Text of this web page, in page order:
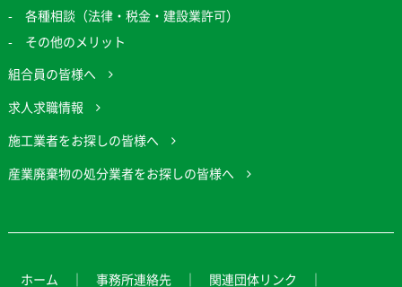
各種相談（法律・税金・建設業許可）
その他のメリット
組合員の皆様へ
求人求職情報
施工業者をお探しの皆様へ
産業廃棄物の処分業者をお探しの皆様へ
ホーム 事務所連絡先 関連団体リンク